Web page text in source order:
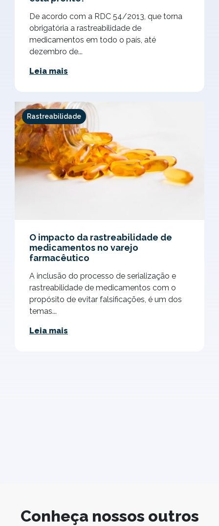
De acordo com a RDC 54/2013, que torna
obrigatória a rastreabilidade de
medicamentos em todo o país, até
dezembro de...
Leia mais
Rastreabilidade
O impacto da rastreabilidade de
medicamentos no varejo
farmacêutico
A inclusão do processo de serialização e
rastreabilidade de medicamentos com o
propósito de evitar falsificações, é um dos
temas...
Leia mais
Conheça nossos outros